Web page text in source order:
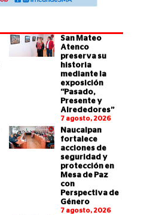
San Mateo
Atenco
preserva su
historia
mediante la
exposición
“Pasado,
Presente y
Alrededores”
7 agosto, 2026
Naucalpan
fortalece
acciones de
seguridad y
protección en
Mesa de Paz
con
Perspectiva de
Género
7 agosto, 2026